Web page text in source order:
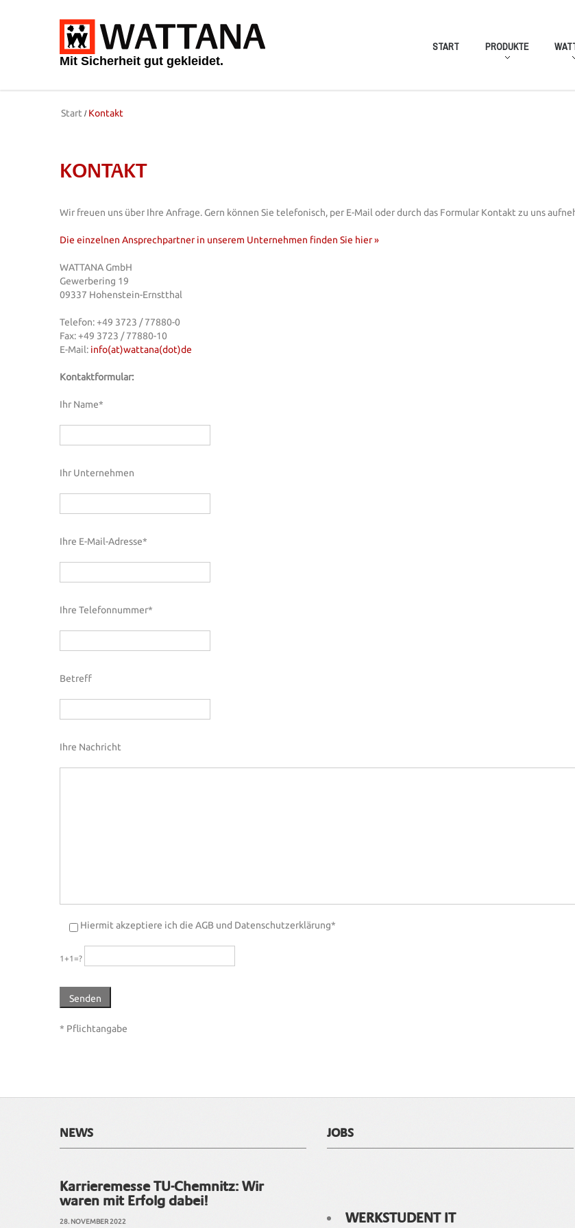
Mit Sicherheit gut gekleidet.
START PRODUKTE
Start Kontakt
KONTAKT
Wir freuen uns über Ihre Anfrage. Gern können Sie telefonisch, per E-Mail oder durch das Formular Kontakt zu uns
Die einzelnen Ansprechpartner in unserem Unternehmen finden Sie hier »
WATTANA GmbH
Gewerbering 19
09337 Hohenstein-Ernstthal
Telefon:+49 3723 / 77880-0
Fax: +49 3723 / 77880-10
E-Mail: info(at)wattana(dot)de
Kontaktformular:
Ihr Name*
Ihr Unternehmen
Ihre E-Mail-Adresse*
Ihre Telefonnummer*
Betreff
Ihre Nachricht
Please leave this field empty.
Hiermit akzeptiere ich die AGB und Datenschutzerklärung*
1+1=?
* Pflichtangabe
NEWS
Karrieremesse TU-Chemnitz: Wir
waren mit Erfolg dabei!
28. NOVEMBER 2022
JOBS
WERKSTUDENT IT